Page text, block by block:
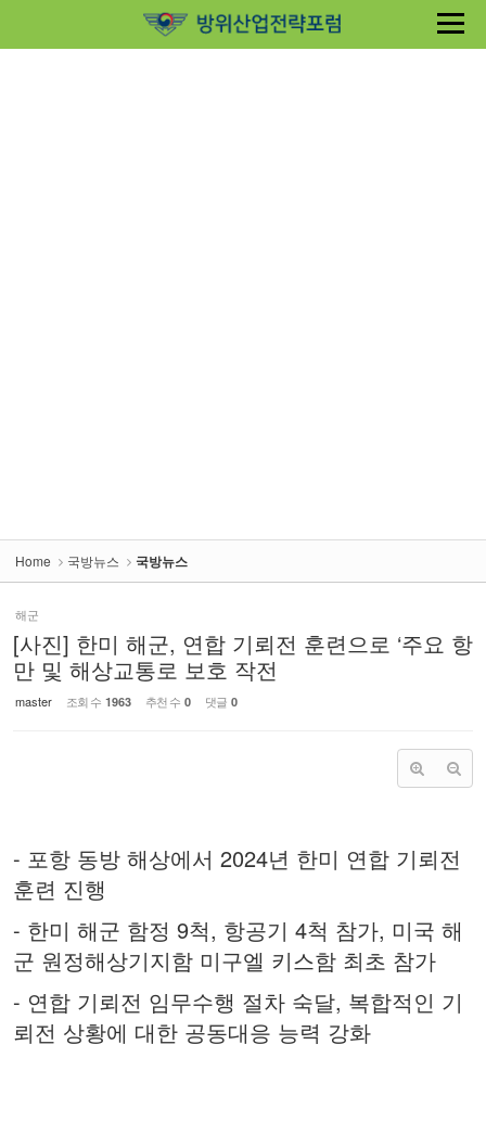
Home 국방뉴스 국방뉴스
해군
[사진] 한미 해군, 연합 기뢰전 훈련으로 ‘주요 항
만 및 해상교통로 보호 작전
master 조회 수 1963 추천 수 0 댓글 0
- 포항 동방 해상에서 2024년 한미 연합 기뢰전
훈련 진행
- 한미 해군 함정 9척, 항공기 4척 참가, 미국 해
군 원정해상기지함 미구엘 키스함 최초 참가
- 연합 기뢰전 임무수행 절차 숙달, 복합적인 기
뢰전 상황에 대한 공동대응 능력 강화